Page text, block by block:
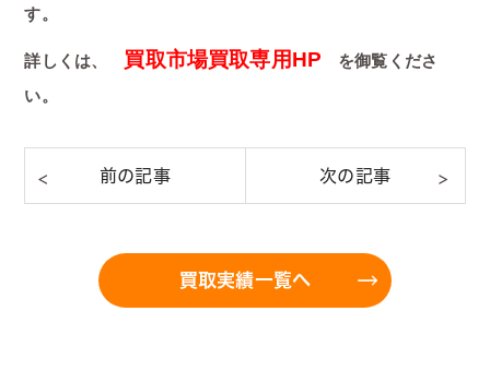
す。
詳しくは、 買取市場買取専用HP を御覧くださ
い。
買取実績一覧へ